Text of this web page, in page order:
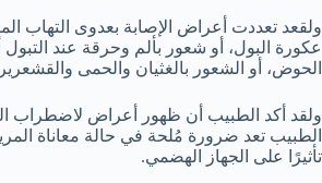
ولقعد تعددت أعراض الإصابة بعدوى التهاب
عكورة البول، أو شعور بألم وحرقة عند
الحوض، أو الشعور بالغثيان والحمى
ولقد أكد الطبيب أن ظهور أعراض لاضطراب
الطبيب تعد ضرورة مُلحة في حالة معاناة
تأثيرًا على الجهاز الهضمي.